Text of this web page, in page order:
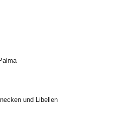
und Libellen